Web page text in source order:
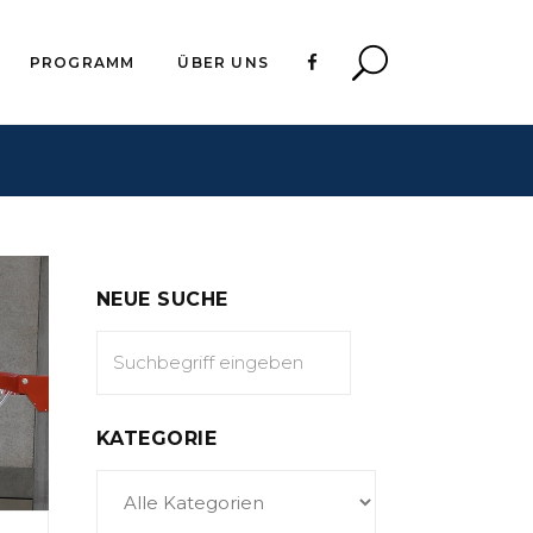
PROGRAMM ÜBER UNS
NEUE SUCHE
KATEGORIE